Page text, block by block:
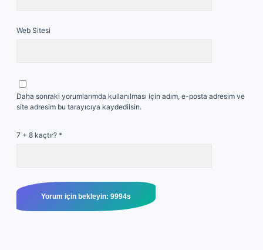
Web Sitesi
Daha sonraki yorumlarımda kullanılması için adım, e-posta adresim ve
site adresim bu tarayıcıya kaydedilsin.
7 + 8 kaçtır? *